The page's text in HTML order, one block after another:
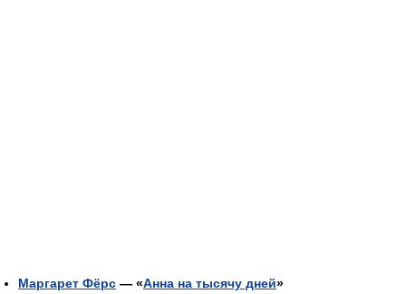
Маргарет Фёрс — «Анна на тысячу дней»